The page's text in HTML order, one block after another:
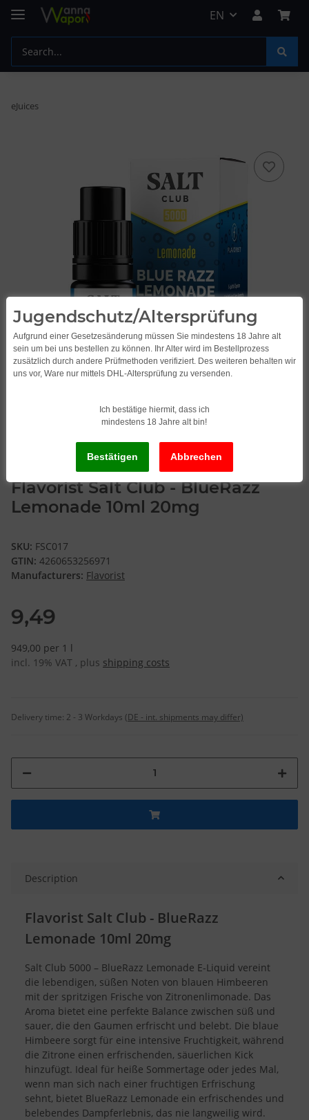
EN
eJuices
Flavorist Salt Club - BlueRazz
Lemonade 10ml 20mg
SKU: FSC017
GTIN: 4260653256971
Manufacturers: Flavorist
9,49
949,00 per 1 l
incl. 19% VAT , plus shipping costs
Delivery time: 2 - 3 Workdays (DE - int. shipments may differ)
Description
Flavorist Salt Club - BlueRazz
Lemonade 10ml 20mg
Salt Club 5000 – BlueRazz Lemonade E-Liquid vereint
die lebendigen, süßen Noten von blauen Himbeeren
mit der spritzigen Frische von Zitronenlimonade. Das
Aroma bietet eine perfekte Balance zwischen süß und
sauer, die den Gaumen erfrischt und belebt. Die blaue
Himbeere sorgt für eine intensive Fruchtigkeit, während
die Zitrone einen erfrischenden, säuerlichen Kick
hinzufügt. Ideal für heiße Sommertage oder jedes Mal,
wenn man sich nach einer fruchtigen Erfrischung
sehnt, bietet BlueRazz Lemonade ein erfrischendes und
belebendes Dampferlebnis, das nie langweilig wird.
Jugendschutz/Altersprüfung
Aufgrund einer Gesetzesänderung müssen Sie mindestens 18 Jahre alt
sein um bei uns bestellen zu können. Ihr Alter wird im Bestellprozess
zusätzlich durch andere Prüfmethoden verifiziert. Des weiteren behalten wir
uns vor, Ware nur mittels DHL-Altersprüfung zu versenden.
Ich bestätige hiermit, dass ich
mindestens 18 Jahre alt bin!